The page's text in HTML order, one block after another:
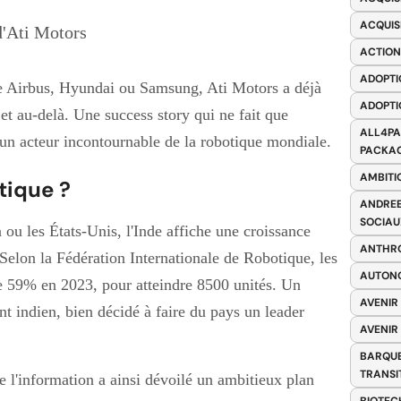
Motors
Airbus, Hyundai ou Samsung, Ati Motors a déjà
au-delà. Une success story qui ne fait que
acteur incontournable de la robotique mondiale.
?
les États-Unis, l'Inde affiche une croissance
la Fédération Internationale de Robotique, les
en 2023, pour atteindre 8500 unités. Un
indien, bien décidé à faire du pays un leader
l'information a ainsi dévoilé un ambitieux plan